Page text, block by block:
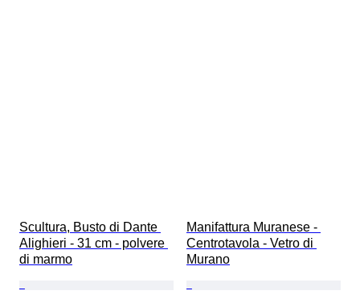
Scultura, Busto di Dante
Alighieri - 31 cm - polvere
di marmo
Manifattura Muranese -
Centrotavola - Vetro di
Murano